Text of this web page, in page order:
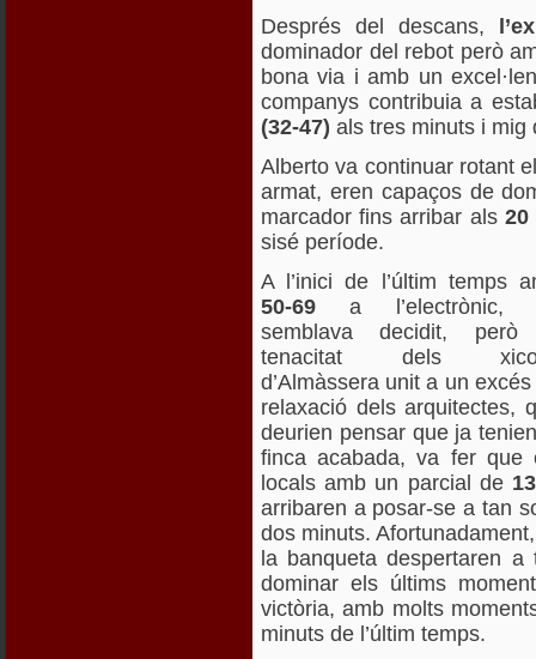
Després del descans,
dominador del rebot però
bona via i amb un
companys contribuia a
(32-47) als tres minuts i mig
Alberto va continuar rotant
armat, eren capaços de
marcador fins arribar als 20
sisé període.
A l’inici de l’últim temps
50-69 a l’electrònic,
semblava decidit,
tenacitat dels
d’Almàssera unit a un
relaxació dels arquitectes,
deurien pensar que ja
finca acabada, va fer que
locals amb un parcial de
arribaren a posar-se a tan
dos minuts.
la banqueta despertaren
dominar els últims
victòria, amb molts
minuts de l’últim temps.